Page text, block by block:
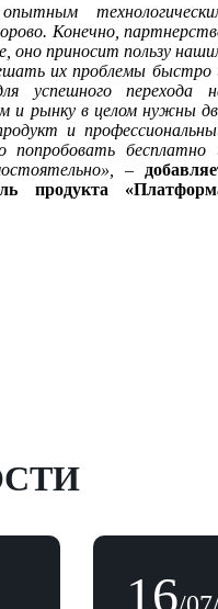
Конечно,
оно приносит пользу
их проблемы быстро
успешного перехода
и рынку в целом нужны
и
бесплатно
–
продукта
16